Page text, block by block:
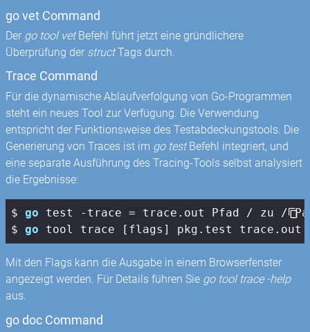
go vet Command
Der go tool vetBefehl führt jetzt eine gründlichere
Überprüfung der structTags durch.
Trace Command
Für die dynamische Ablaufverfolgung von Go-Programmen
steht ein neues Tool zur Verfügung. Die Verwendung
entspricht der Funktionsweise des Testabdeckungstools. Die
Generierung von Traces ist im go testBefehl integriert, und
eine separate Ausführung des Tracing-Tools selbst analysiert
die Ergebnisse:
$ go test -trace = trace.out Pfad / zu /
$ go tool trace [flags] pkg.test trace.out
Mit den Flags kann die Ausgabe in einem Browserfenster
angezeigt werden. Für Details führen Sie go tool trace -help
aus.
go doc Command